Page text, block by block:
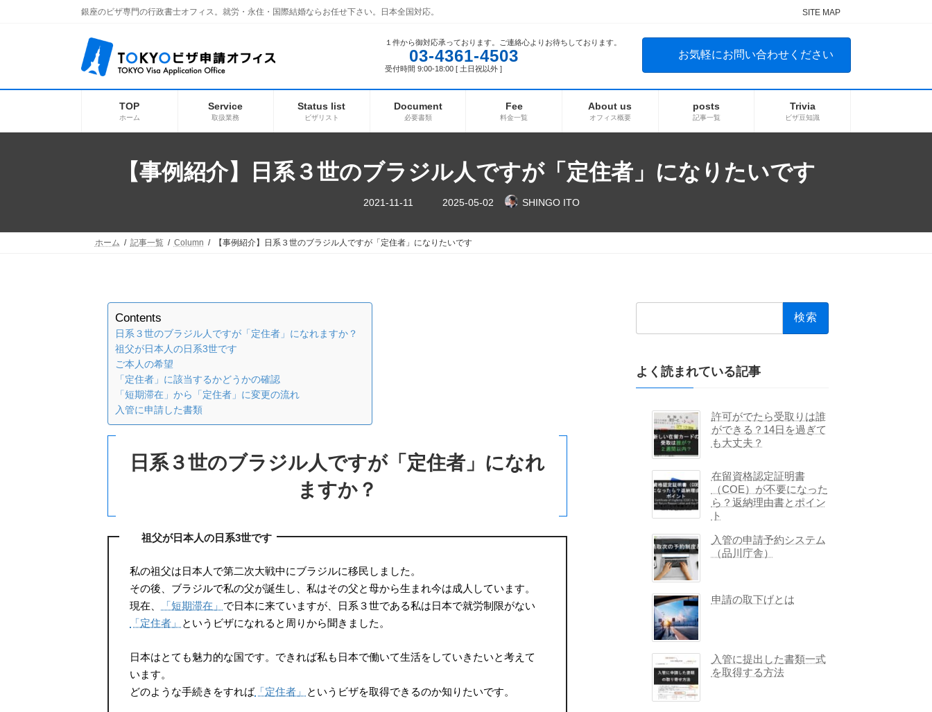
銀座のビザ専門の行政書士オフィス。就労・永住・国際結婚ならお任せ下さい。日本全国対応。 SITE MAP
１件から御対応承っております。ご連絡心よりお待ちしております。
03-4361-4503
受付時間 9:00-18:00 [ 土日祝以外 ]
お気軽にお問い合わせください
TOP
ホーム
Service
取扱業務
Status list
ビザリスト
Document
必要書類
Fee
料金一覧
About us
オフィス概要
posts
記事一覧
Trivia
ビザ豆知識
【事例紹介】日系３世のブラジル人ですが「定住者」になりたいです
2021-11-11
最
終
日
時
2025-05-02 SHINGO ITO
ホーム 記事一覧 Column 【事例紹介】日系３世のブラジル人ですが「定住者」になりたいです
Contents
日系３世のブラジル人ですが「定住者」になれますか？
祖父が日本人の日系3世です
ご本人の希望
「定住者」に該当するかどうかの確認
「短期滞在」から「定住者」に変更の流れ
入管に申請した書類
日系３世のブラジル人ですが「定住者」になれ
ますか？
祖父が日本人の日系3世です
私の祖父は日本人で第二次大戦中にブラジルに移民しました。
その後、ブラジルで私の父が誕生し、私はその父と母から生まれ今は成人しています。
現在、
「短期滞在」 で日本に来ていますが、日系３世である私は日本で就労制限がない
「定住者」 というビザになれると周りから聞きました。
日本はとても魅力的な国です。できれば私も日本で働いて生活をしていきたいと考えて
います。
どのような手続きをすれば「定住者」 というビザを取得できるのか知りたいです。
検
よく読まれている記事
許可がでたら受取りは誰
ができる？14日を過ぎて
も大丈夫？
在留資格認定証明書
（COE）が不要になった
ら？返納理由書とポイン
ト
入管の申請予約システム
（品川庁舎）
申請の取下げとは
入管に提出した書類一式
を取得する方法